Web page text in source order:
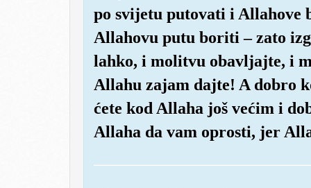
po svijetu putovati i Allahove
Allahovu putu boriti – zato
lahko, i molitvu obavljajte, i
Allahu zajam dajte! A dobro
ćete kod Allaha još većim i
Allaha da vam oprosti, jer